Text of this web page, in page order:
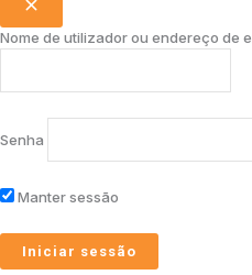
Nome de utilizador ou endereço de
Senha
Manter sessão